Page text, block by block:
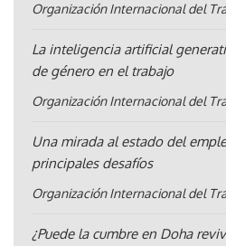
Organización Internacional del
La inteligencia artificial
de género en el trabajo
Organización Internacional del
Una mirada al estado del
principales desafíos
Organización Internacional del
¿Puede la cumbre en Doha